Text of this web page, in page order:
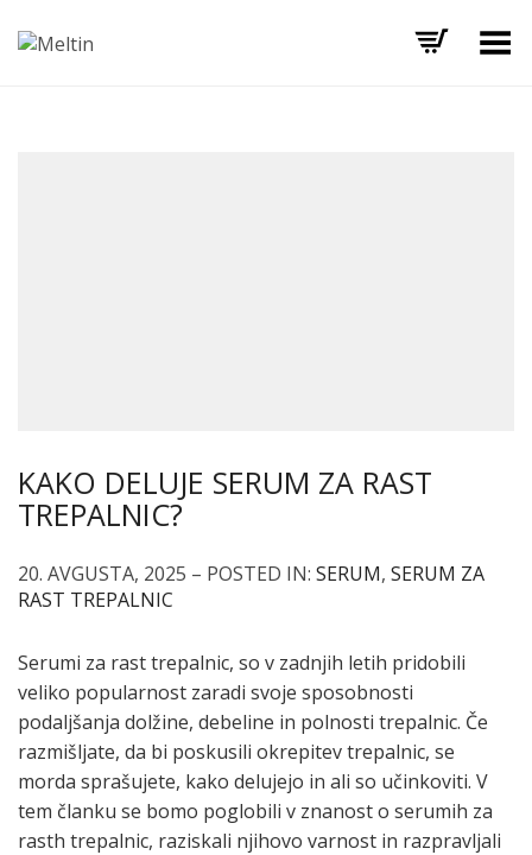
Toggle Menu
KAKO DELUJE SERUM ZA RAST
TREPALNIC?
20. AVGUSTA, 2025 – POSTED IN: SERUM, SERUM ZA
RAST TREPALNIC
Serumi za rast trepalnic, so v zadnjih letih pridobili
veliko popularnost zaradi svoje sposobnosti
podaljšanja dolžine, debeline in polnosti trepalnic. Če
razmišljate, da bi poskusili okrepitev trepalnic, se
morda sprašujete, kako delujejo in ali so učinkoviti. V
tem članku se bomo poglobili v znanost o serumih za
rasth trepalnic, raziskali njihovo varnost in razpravljali